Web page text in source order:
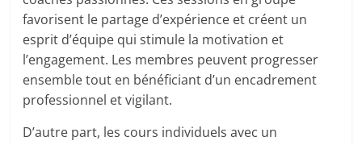
favorisent le partage d’expérience et créent un
esprit d’équipe qui stimule la motivation et
l’engagement. Les membres peuvent progresser
ensemble tout en bénéficiant d’un encadrement
professionnel et vigilant.
D’autre part, les cours individuels avec un